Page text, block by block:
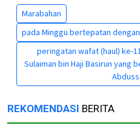
Marabahan
pada Minggu bertepatan dengan
peringatan wafat (haul) ke-
Sulaiman bin Haji Basirun yang
REKOMENDASI BERITA